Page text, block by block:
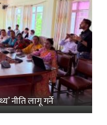
नीति लागू गर्ने